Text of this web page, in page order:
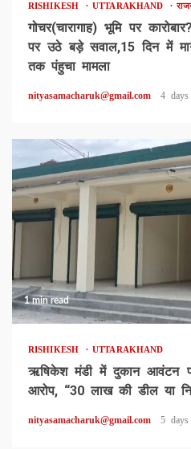
RISHIKESH UTTARAKHAND
गोचर(चारागाह) भूमि पर
पर उठे बड़े सवाल,15 दिन में
तक पंहुचा मामला
nityasamacharuk@gmail.com 4 days
1 min read
RISHIKESH UTTARAKHAND
ऋषिकेश मंडी में दुकान आवंटन
आरोप, “30 लाख की डील या
nityasamacharuk@gmail.com 5 days